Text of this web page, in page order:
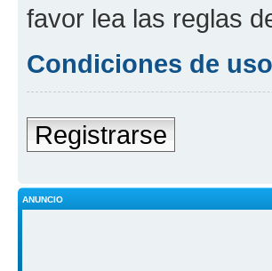
favor lea las reglas
Condiciones de uso
Registrarse
ANUNCIO